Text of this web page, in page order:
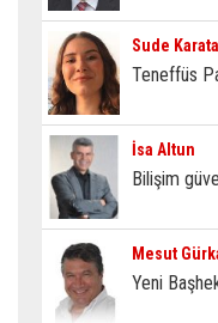
Sude
Teneffüs
İsa Altun
Bilişim
Mesut
Yeni